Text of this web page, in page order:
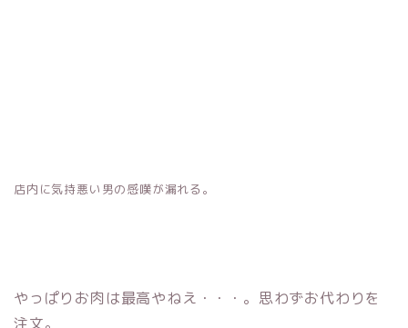
店内に気持悪い男の感嘆が漏れる。
やっぱりお肉は最高やねえ・・・。思わずお代わりを
注文。